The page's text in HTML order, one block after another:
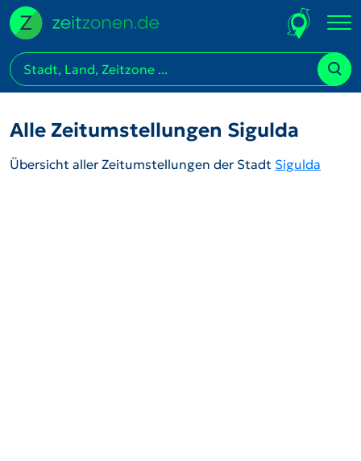
Alle Zeitumstellungen Sigulda
Übersicht aller Zeitumstellungen der Stadt Sigulda